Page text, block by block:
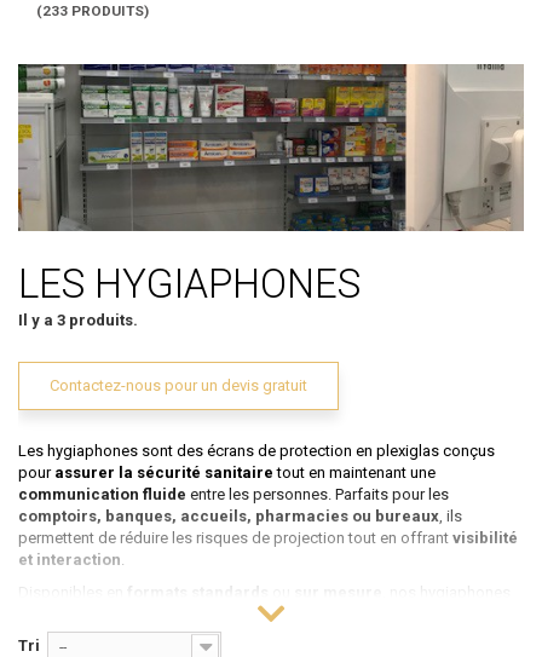
(233 PRODUITS)
LES HYGIAPHONES
Il y a 3 produits.
Contactez-nous pour un devis gratuit
Les hygiaphones sont des écrans de protection en plexiglas conçus
pour assurer la sécurité sanitaire tout en maintenant une
communication fluide entre les personnes. Parfaits pour les
comptoirs, banques, accueils, pharmacies ou bureaux , ils
permettent de réduire les risques de projection tout en offrant visibilité
et interaction
formats standards
passe-document
Ils s’installent facilement et sont compatibles avec tout type de surface.
Tri --